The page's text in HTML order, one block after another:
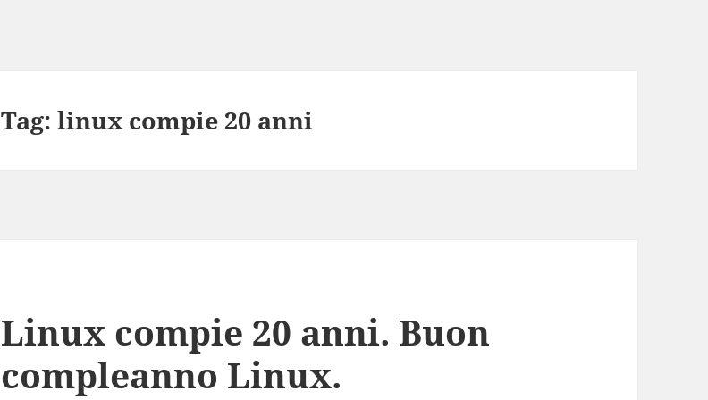
Tag:linux compie 20 anni
Linux compie 20 anni. Buon
compleanno Linux.